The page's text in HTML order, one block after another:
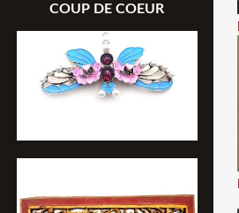
COUP DE COEUR